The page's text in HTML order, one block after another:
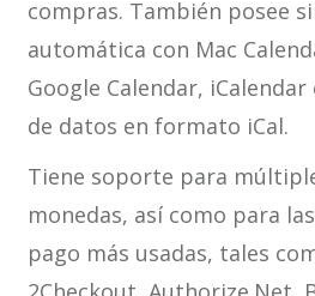
compras. También posee
automática con Mac
Google Calendar,
de datos en formato iCal.
Tiene soporte para
monedas, así como para
pago más usadas, tales